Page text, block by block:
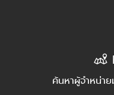
ค้นหาผู้จำหน่า